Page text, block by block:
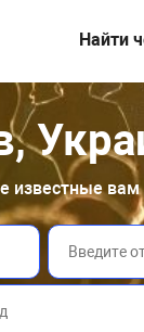
Найти
известные